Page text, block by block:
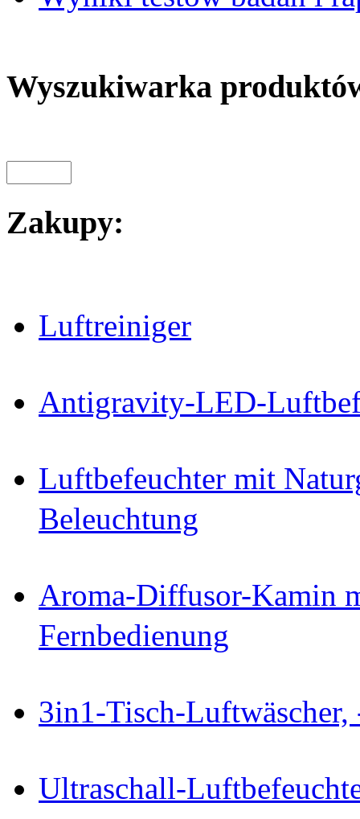
Wyszukiwarka
Zakupy:
Luftreiniger
Antigravity-LED-
Luftbefeuchter mit
Beleuchtung
Aroma-Diffusor-Kamin
Fernbedienung
3in1-Tisch-
Ultraschall-